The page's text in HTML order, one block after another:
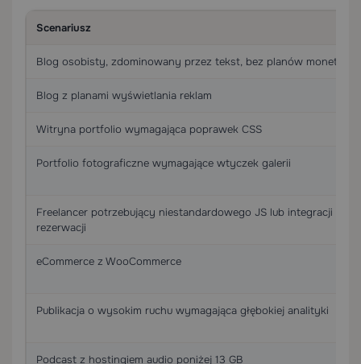
Scenariusz
Blog osobisty, zdominowany przez tekst, bez planów
Blog z planami wyświetlania reklam
Witryna portfolio wymagająca poprawek CSS
Portfolio fotograficzne wymagające wtyczek galerii
Freelancer potrzebujący niestandardowego JS lub integracji
rezerwacji
eCommerce z WooCommerce
Publikacja o wysokim ruchu wymagająca głębokiej analityki
Podcast z hostingiem audio poniżej 13 GB